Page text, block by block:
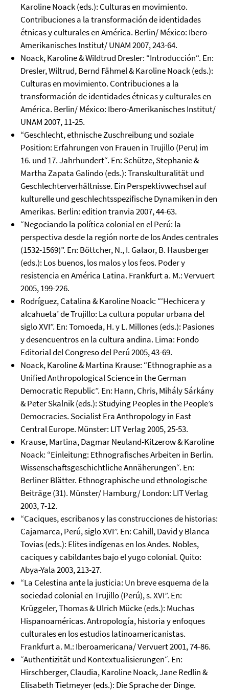
Karoline Noack (eds.): Culturas en movimiento.
Contribuciones a la transformación de identidades
étnicas y culturales en América. Berlin/ México: Ibero-
Amerikanisches Institut/ UNAM 2007, 243-64.
Noack, Karoline & Wildtrud Dresler: “Introducción“. En:
Dresler, Wiltrud, Bernd Fähmel & Karoline Noack (eds.):
Culturas en movimiento. Contribuciones a la
transformación de identidades étnicas y culturales en
América. Berlin/ México: Ibero-Amerikanisches Institut/
UNAM 2007, 11-25.
“Geschlecht, ethnische Zuschreibung und soziale
Position: Erfahrungen von Frauen in Trujillo (Peru) im
16. und 17. Jahrhundert“. En: Schütze, Stephanie &
Martha Zapata Galindo (eds.): Transkulturalität und
Geschlechterverhältnisse. Ein Perspektivwechsel auf
kulturelle und geschlechtsspezifische Dynamiken in den
Amerikas. Berlin: edition tranvia 2007, 44-63.
“Negociando la política colonial en el Perú: la
perspectiva desde la región norte de los Andes centrales
(1532-1569)”. En: Böttcher, N., I. Galaor, B. Hausberger
(eds.): Los buenos, los malos y los feos. Poder y
resistencia en América Latina. Frankfurt a. M.: Vervuert
2005, 199-226.
Rodríguez, Catalina & Karoline Noack: “‘Hechicera y
alcahueta’ de Trujillo: La cultura popular urbana del
siglo XVI”. En: Tomoeda, H. y L. Millones (eds.): Pasiones
y desencuentros en la cultura andina. Lima: Fondo
Editorial del Congreso del Perú 2005, 43-69.
Noack, Karoline & Martina Krause: “Ethnographie as a
Unified Anthropological Science in the German
Democratic Republic”. En: Hann, Chris, Mihály Sárkány
& Peter Skalnik (eds.): Studying Peoples in the People’s
Democracies. Socialist Era Anthropology in East
Central Europe. Münster: LIT Verlag 2005, 25-53.
Krause, Martina, Dagmar Neuland-Kitzerow & Karoline
Noack: “Einleitung: Ethnografisches Arbeiten in Berlin.
Wissenschaftsgeschichtliche Annäherungen“. En:
Berliner Blätter. Ethnographische und ethnologische
Beiträge (31). Münster/ Hamburg/ London: LIT Verlag
2003, 7-12.
“Caciques, escribanos y las construcciones de historias:
Cajamarca, Perú, siglo XVI”. En: Cahill, David y Blanca
Tovias (eds.): Elites indígenas en los Andes. Nobles,
caciques y cabildantes bajo el yugo colonial. Quito:
Abya-Yala 2003, 213-27.
“La Celestina ante la justicia: Un breve esquema de la
sociedad colonial en Trujillo (Perú), s. XVI”. En:
Krüggeler, Thomas & Ulrich Mücke (eds.): Muchas
Hispanoaméricas. Antropología, historia y enfoques
culturales en los estudios latinoamericanistas.
Frankfurt a. M.: Iberoamericana/ Vervuert 2001, 74-86.
“Authentizität und Kontextualisierungen“. En:
Hirschberger, Claudia, Karoline Noack, Jane Redlin &
Elisabeth Tietmeyer (eds.): Die Sprache der Dinge.